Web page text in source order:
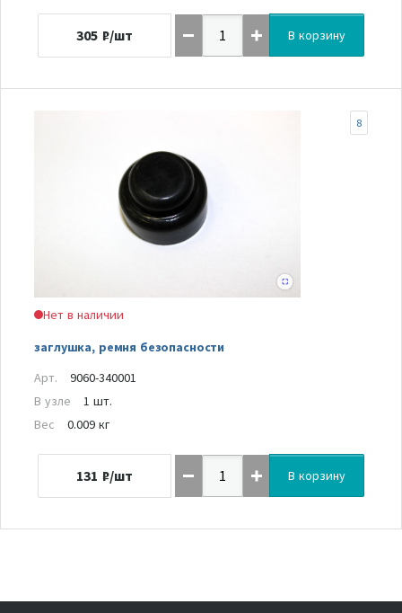
305 ₽/шт В корзину
Нет в наличии
заглушка, ремня безопасности
8
Арт.
9060-340001
В узле
1 шт.
Вес
0.009 кг
131 ₽/шт В корзину